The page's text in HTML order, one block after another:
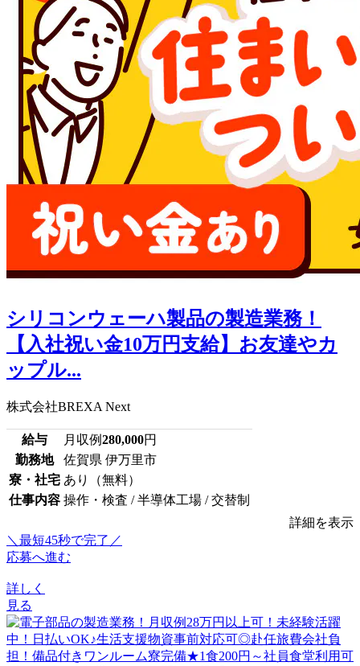
シリコンウェーハ製品の製造業務！
【入社祝い金10万円支給】お友達やカ
ップル...
株式会社BREXA Next
給与 月収例280,000円
勤務地
佐賀県 伊万里市
寮・社宅 あり（無料）
仕事内容 操作・検査 / 半導体工場 / 交替制
詳細を表示
＼最短45秒で完了／
応募へ進む
詳しく
見る